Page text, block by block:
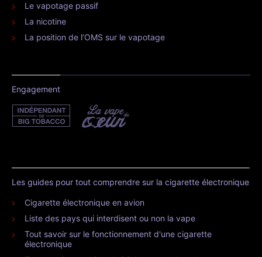
Le vapotage passif
La nicotine
La position de l’OMS sur le vapotage
Engagement
Les guides pour tout comprendre sur la cigarette électronique
Cigarette électronique en avion
Liste des pays qui interdisent ou non la vape
Tout savoir sur le fonctionnement d'une cigarette
électronique